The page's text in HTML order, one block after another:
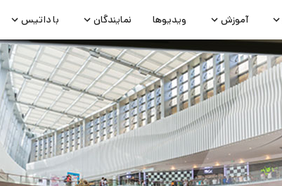
آموزش ویدیوها نمایندگان با داتیس